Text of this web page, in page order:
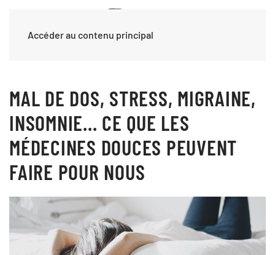
Accéder au contenu principal
MAL DE DOS, STRESS, MIGRAINE,
INSOMNIE... CE QUE LES
MÉDECINES DOUCES PEUVENT
FAIRE POUR NOUS